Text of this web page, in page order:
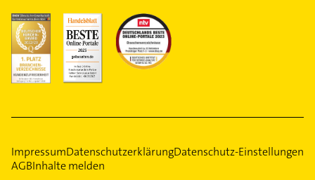
ImpressumDatenschutzerklärungDatenschutz-Einstellungen
AGBInhalte melden